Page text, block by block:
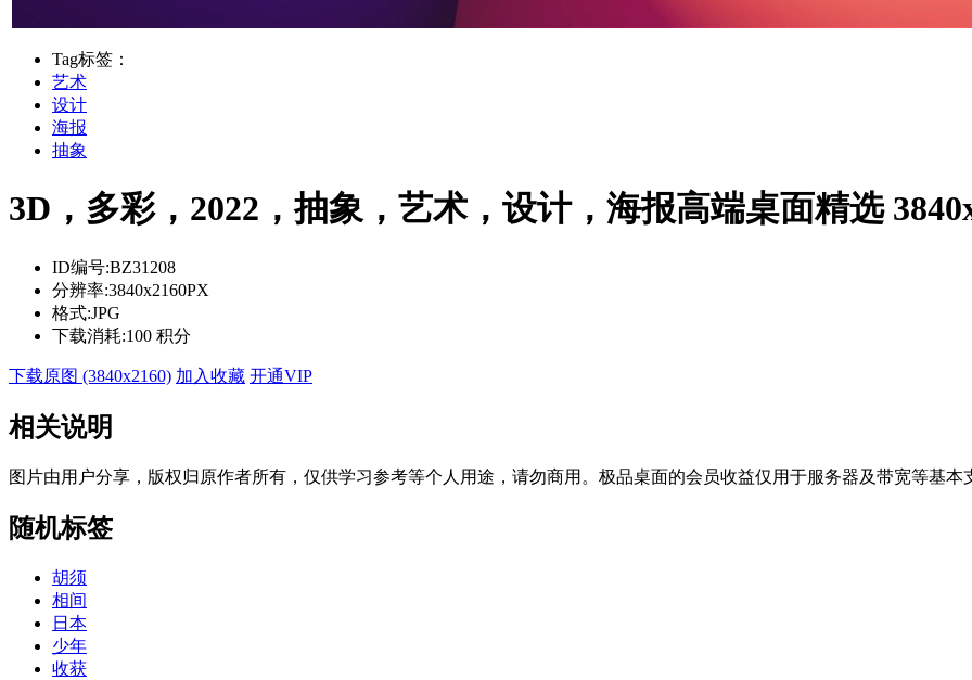
Tag标签：
艺术
设计
海报
抽象
3D，多彩，2022，抽象，艺术，设计，海报高端桌面精选
ID编号:BZ31208
分辨率:3840x2160PX
格式:JPG
下载消耗:100 积分
下载原图 (3840x2160) 加入收藏 开通VIP
相关说明
图片由用户分享，版权归原作者所有，仅供学习参考等个人用途，请勿商用。极品桌面的会员收益仅用于服务器及带宽等基
随机标签
胡须
相间
日本
少年
收获